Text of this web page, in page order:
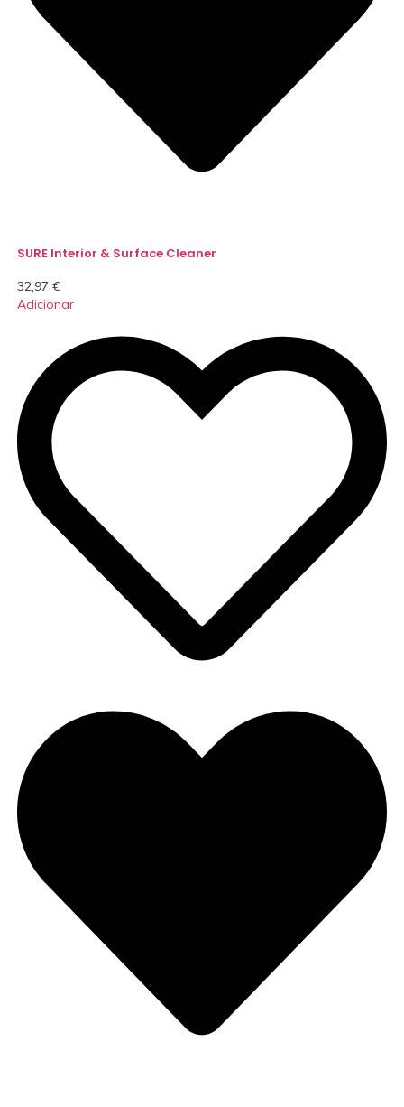
SURE Interior & Surface Cleaner
32,97 €
Adicionar